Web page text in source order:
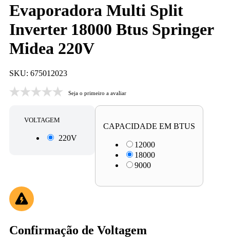
Evaporadora Multi Split
Inverter 18000 Btus Springer
Midea 220V
SKU: 675012023
Seja o primeiro a avaliar
CAPACIDADE EM BTUS
12000
18000
9000
VOLTAGEM
220V
Confirmação de Voltagem